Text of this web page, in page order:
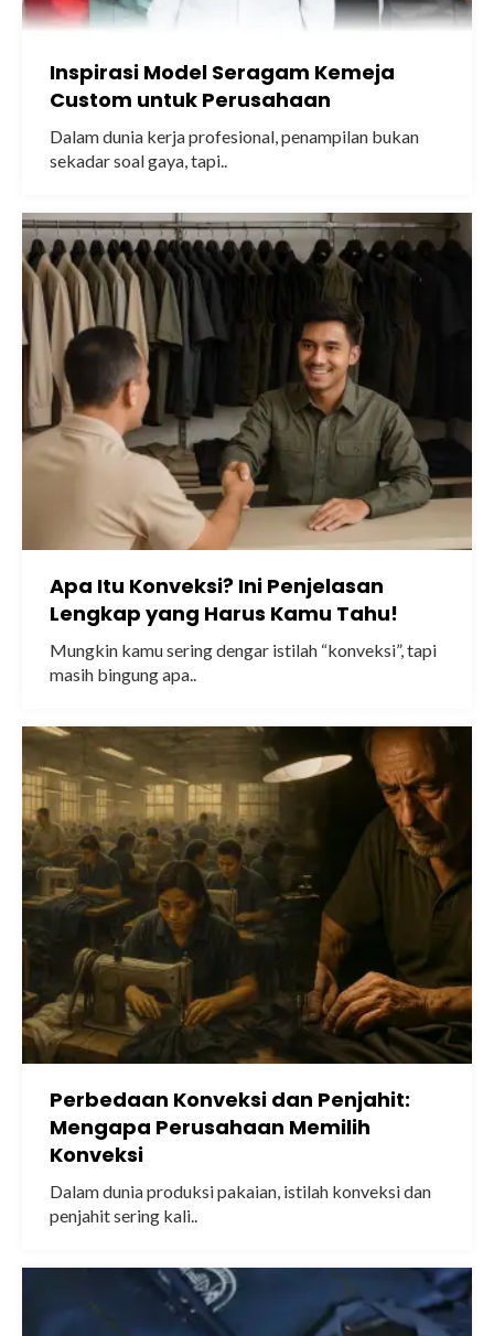
Inspirasi Model Seragam Kemeja
Custom untuk Perusahaan
Dalam dunia kerja profesional, penampilan bukan
sekadar soal gaya, tapi..
Apa Itu Konveksi? Ini Penjelasan
Lengkap yang Harus Kamu Tahu!
Mungkin kamu sering dengar istilah “konveksi”, tapi
masih bingung apa..
Perbedaan Konveksi dan Penjahit:
Mengapa Perusahaan Memilih
Konveksi
Dalam dunia produksi pakaian, istilah konveksi dan
penjahit sering kali..